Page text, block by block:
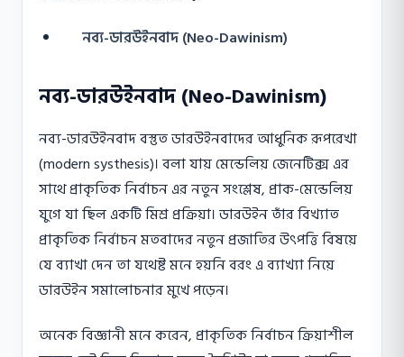
নব্য-ডারউইনবাদ (Neo-Dawinism)
নব্য-ডারউইনবাদ (Neo-Dawinism)
নব্য-ডারউইনবাদ বস্তুত ডারউইনবাদের আধুনিক রূপরেখা
(modern systhesis)। বলা যায় মেন্ডেলিয় জেনেটিক্স এর
সাথে প্রাকৃতিক নির্বাচন এর নতুন সংশ্লেষ, প্রাক-মেন্ডেলিয়
যুগে যা ছিল একটি মিশ্র প্রক্রিয়া। ডারউইন তাঁর বিখ্যাত
প্রাকৃতিক নির্বাচন মতবাদের নতুন প্রজাতির উৎপত্তি বিষয়ে
যে ব্যাখা দেন তা যথেষ্ট মনে হয়নি বরং এ ব্যাখ্যা নিয়ে
ডারউইন সমালােচনার মুখে পড়েন।
অনেক বিজ্ঞানী মনে করেন, প্রাকৃতিক নির্বাচন ক্রিয়াশীল